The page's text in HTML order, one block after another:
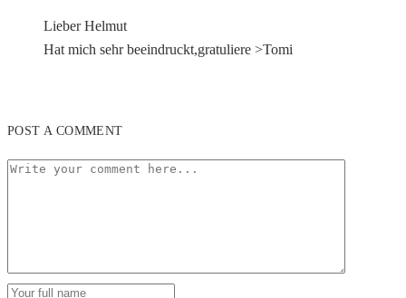
Lieber Helmut
Hat mich sehr beeindruckt,gratuliere >Tomi
POST A COMMENT